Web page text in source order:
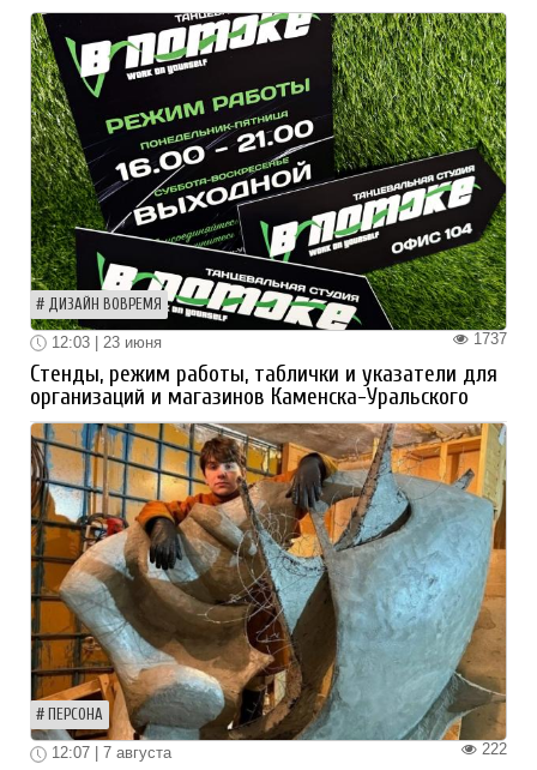
ДИЗАЙН ВОВРЕМЯ
1737
12:03 | 23 июня
Стенды, режим работы, таблички и указатели для
организаций и магазинов Каменска-Уральского
ПЕРСОНА
222
12:07 | 7 августа